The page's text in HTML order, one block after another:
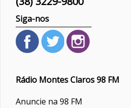
Siga-nos
Rádio Montes Claros 98 FM
Anuncie na 98 FM